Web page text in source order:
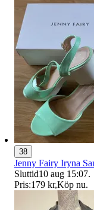
38
Jenny Fairy Iryna
Sluttid10 aug 15:07.
Pris:179 kr,Köp nu.